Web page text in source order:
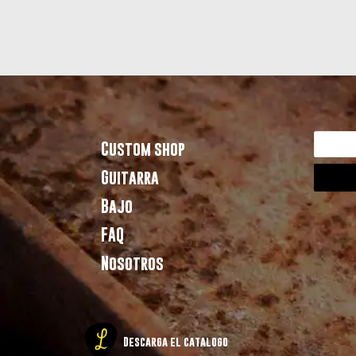
Custom shop
Guitarra
Bajo
FAQ
Nosotros
Descarga el catalogo